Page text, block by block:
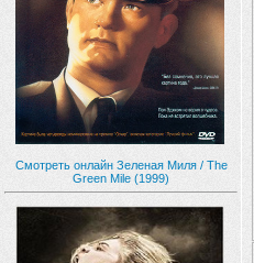
Смотреть онлайн Зеленая Миля / The
Green Mile (1999)